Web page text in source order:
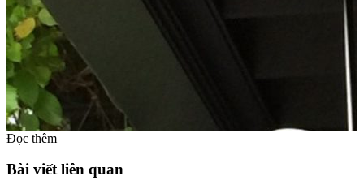
Đọc thêm
Bài viết liên quan